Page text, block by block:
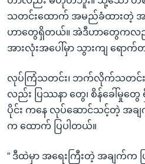
သတင်းထောက် အမည်ခံထားတဲ့
ဟာတွေရှိတယ်။ အဲဒီဟာတွေကလ
အားလုံးအပေါ်မှာ သွားကျ ရော
လုပ်ကြံသတင်း၊ ဘက်လိုက်သတင်း
လည်း ပြဿနာ တွေ၊ စိန်ခေါ်မှုတွေ
ပိုင်း ကနေ လုပ်ဆောင်သင့်တဲ့ အခ
က ထောက် ပြပါတယ်။
“ ဒီထဲမှာ အရေးကြီးတဲ့ အချက်က